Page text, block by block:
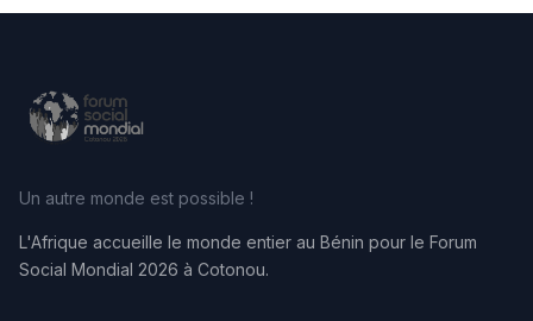
Un autre monde est possible !
L'Afrique accueille le monde entier au Bénin pour le Forum
Social Mondial 2026 à Cotonou.